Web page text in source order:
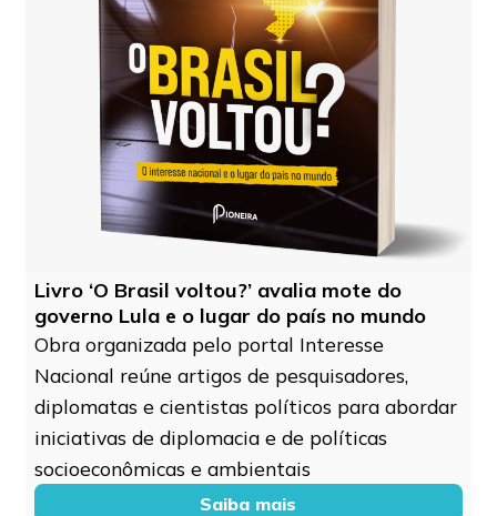
Livro ‘O Brasil voltou?’ avalia mote do
governo Lula e o lugar do país no mundo
Obra organizada pelo portal Interesse
Nacional reúne artigos de pesquisadores,
diplomatas e cientistas políticos para abordar
iniciativas de diplomacia e de políticas
socioeconômicas e ambientais
Saiba mais